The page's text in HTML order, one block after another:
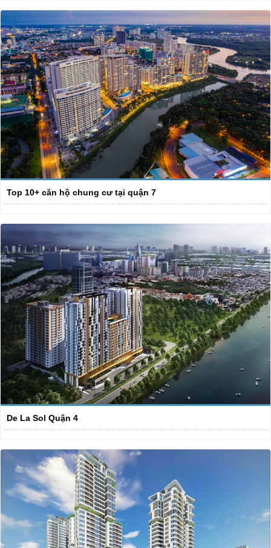
Top 10+ căn hộ chung cư tại quận 7
De La Sol Quận 4